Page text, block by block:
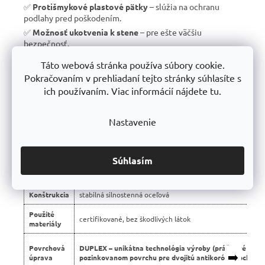
Táto webová stránka používa súbory cookie.
Pokračovaním v prehliadaní tejto stránky súhlasíte s
ich používaním. Viac informácií nájdete tu.
Nastavenie
Súhlasím
✅ Protišmykové plastové pätky– slúžia na ochranu
podlahy pred poškodením.
✅ Možnosť ukotvenia k stene– pre ešte väčšiu
bezpečnosť.
výroba s dlhou životnosťou.
✅10 rokov záruka– dôkaz kvality a dlhodobej odolnosti.
➡️
regály Trestles RH 🏆
Montáž bezskrutková – jednoduchá
Konštrukcia stabilná silnostenná oceľová
Použité
materiály
certifikované, bez škodlivých látok
Povrchová
úprava
DUPLEX – unikátna technológia výroby (práškové
pozinkovanom povrchu pre dvojitú antikoróznu